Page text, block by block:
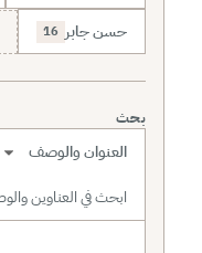
حسن جابر 16
بحث
نطاق البحث